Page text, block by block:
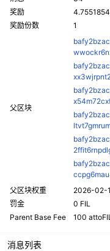
奖励
奖励份数
1
父区块
父区块权重
2026-02-
罚金
0 FIL
Parent Base Fee
100
消息列表